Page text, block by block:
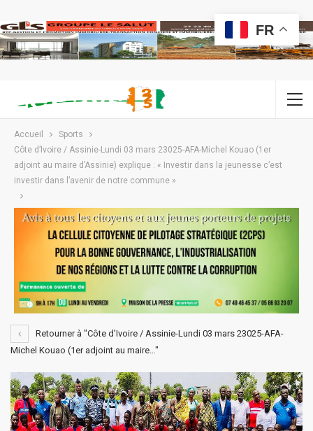
Accueil
Sports
Côte d’Ivoire / Assinie-Lundi 03 mars 23025-AFA-Michel Kouao (1er
adjoint au maire d’Assinie) explique : « Investir dans la jeunesse c’est
investir dans l’avenir de notre commune »
Retourner à "Côte d’Ivoire / Assinie-Lundi 03 mars 23025-AFA-
Michel Kouao (1er adjoint au maire…"
FR